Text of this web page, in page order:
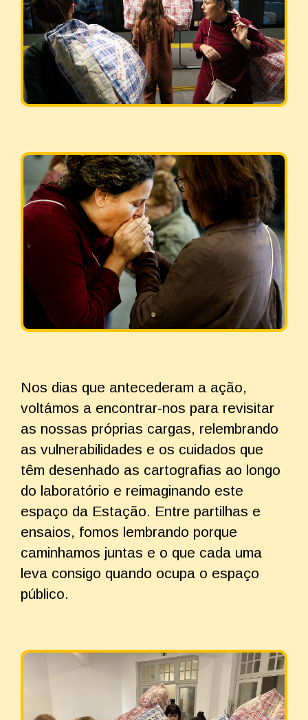
Nos dias que antecederam a ação,
voltámos a encontrar-nos para revisitar
as nossas próprias cargas, relembrando
as vulnerabilidades e os cuidados que
têm desenhado as cartografias ao longo
do laboratório e reimaginando este
espaço da Estação. Entre partilhas e
ensaios, fomos lembrando porque
caminhamos juntas e o que cada uma
leva consigo quando ocupa o espaço
público.